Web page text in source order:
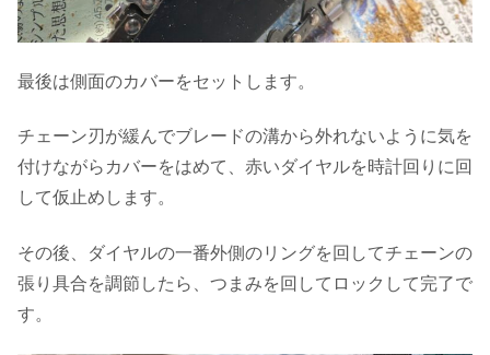
最後は側面のカバーをセットします。
チェーン刃が緩んでブレードの溝から外れないように気を
付けながらカバーをはめて、赤いダイヤルを時計回りに回
して仮止めします。
その後、ダイヤルの一番外側のリングを回してチェーンの
張り具合を調節したら、つまみを回してロックして完了で
す。